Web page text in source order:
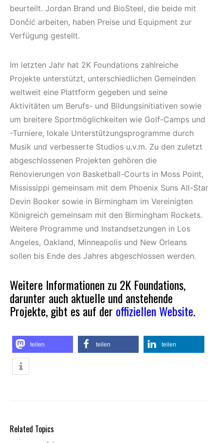
beurteilt. Jordan Brand und BioSteel, die beide mit
Dončić arbeiten, haben Preise und Equipment zur
Verfügung gestellt.
Im letzten Jahr hat 2K Foundations zahlreiche
Projekte unterstützt, unterschiedlichen Gemeinden
weltweit eine Plattform gegeben und seine
Aktivitäten um Berufs- und Bildungsinitiativen sowie
um breitere Sportmöglichkeiten wie Golf-Camps und
-Turniere, lokale Unterstützungsprogramme durch
Musik und verbesserte Studios u.v.m. Zu den zuletzt
abgeschlossenen Projekten gehören die
Renovierungen von Basketball-Courts in Moss Point,
Mississippi gemeinsam mit dem Phoenix Suns All-Star
Devin Booker sowie in Birmingham im Vereinigten
Königreich gemeinsam mit den Birmingham Rockets.
Weitere Programme und Instandsetzungen in Los
Angeles, Oakland, Minneapolis und New Orleans
sollen bis Ende des Jahres abgeschlossen werden.
Weitere Informationen zu 2K Foundations,
darunter auch aktuelle und anstehende
Projekte, gibt es auf der offiziellen Website.
teilen teilen teilen
Related Topics